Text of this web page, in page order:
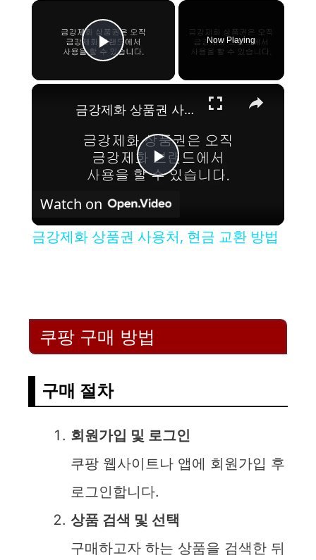
×
Play Video
Now Playing
×
P
d
e
o
금강제화 상품권 사용처, 현금 교환 방법
Watch on
금강제화 상품권 사용처, 현금 교환 방법
쿠팡 구매 방법
구매 절차
회원가입 및 로그인
쿠팡 웹사이트나 앱에 회원가입 후
로그인합니다.
상품 검색 및 선택
구매하고자 하는 상품을 검색한 뒤